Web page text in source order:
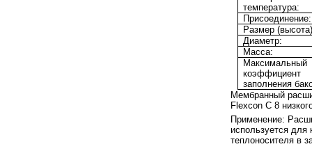
температура:
Присоединение:
Размер
Диаметр:
Масса:
Максимальный
коэффициент
заполнения
Мембранный
Flexcon C 8
Применение:
используется для
теплоносителя в